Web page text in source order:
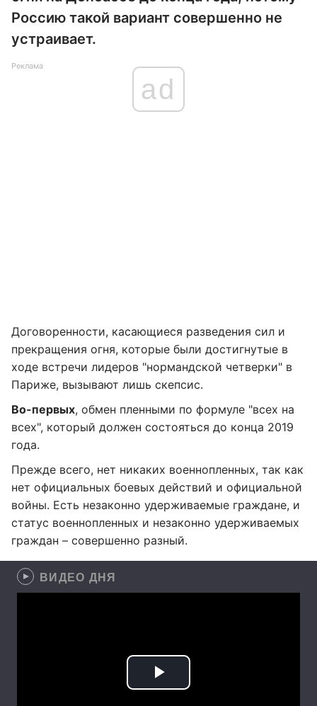
Россию такой вариант совершенно не
устраивает.
Реклама
ad
Договоренности, касающиеся разведения сил и
прекращения огня, которые были достигнутые в
ходе встречи лидеров "нормандской четверки" в
Париже, вызывают лишь скепсис.
Во-первых, обмен пленными по формуле "всех на
всех", который должен состояться до конца 2019
года.
Прежде всего, нет никаких военнопленных, так как
нет официальных боевых действий и официальной
войны. Есть незаконно удерживаемые граждане, и
статус военнопленных и незаконно удерживаемых
граждан – совершенно разный.
ВИДЕО ДНЯ